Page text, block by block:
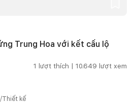
Trung Hoa với kết cấu lộ
1 lượt thích | 10.649 lượt xem
Thiết kế